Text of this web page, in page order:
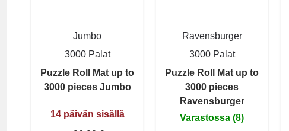
Jumbo
3000 Palat
Puzzle Roll Mat up to
3000 pieces Jumbo
14 päivän sisällä
Ravensburger
3000 Palat
Puzzle Roll Mat up to
3000 pieces
Ravensburger
Varastossa (8)